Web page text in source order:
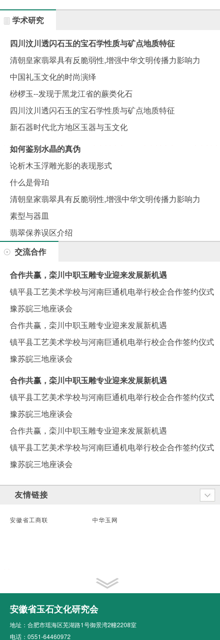
学术研究
四川汶川透闪石玉的宝石学性质与矿点地质特征
清朝皇家翡翠具有反脆弱性,增强中华文明传播力影响力
中国礼玉文化的时尚演绎
桫椤玉--发现于黑龙江省的蕨类化石
四川汶川透闪石玉的宝石学性质与矿点地质特征
新石器时代北方地区玉器与玉文化
如何鉴别水晶的真伪
论析木玉浮雕光影的表现形式
什么是骨珀
清朝皇家翡翠具有反脆弱性,增强中华文明传播力影响力
素型与器皿
翡翠保养误区介绍
交流合作
合作共赢，栾川中职玉雕专业迎来发展新机遇
镇平县工艺美术学校与河南巨通机电举行校企合作签约仪式
豫苏皖三地座谈会
合作共赢，栾川中职玉雕专业迎来发展新机遇
镇平县工艺美术学校与河南巨通机电举行校企合作签约仪式
豫苏皖三地座谈会
合作共赢，栾川中职玉雕专业迎来发展新机遇
镇平县工艺美术学校与河南巨通机电举行校企合作签约仪式
豫苏皖三地座谈会
合作共赢，栾川中职玉雕专业迎来发展新机遇
镇平县工艺美术学校与河南巨通机电举行校企合作签约仪式
豫苏皖三地座谈会
友情链接
安徽省工商联 中华玉网
安徽省玉石文化研究会
地址：合肥市瑶海区芜湖路1号御景湾2幢2208室
电话：0551-64460972